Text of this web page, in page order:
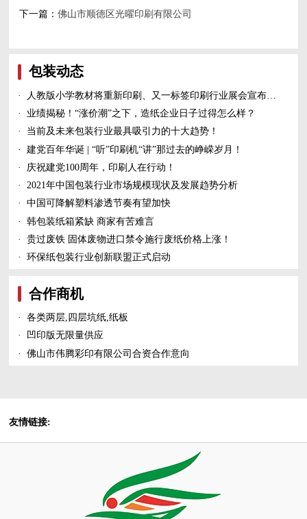
下一篇： 佛山市顺德区光曜印刷有限公司
包装动态
·
人教版小学教材将重新印刷、又一标签印刷行业展会宣布延期、5家造纸及包装印刷富豪上榜新财富500富人榜......
·
业绩揭秘！“涨价潮”之下，造纸企业日子过得怎么样？
·
当前及未来包装行业最具吸引力的十大趋势！
·
建党百年华诞 | “听”印刷机“讲”那过去的峥嵘岁月！
·
庆祝建党100周年，印刷人在行动！
·
2021年中国包装行业市场规模现状及发展趋势分析
·
中国可降解塑料渗透节奏有望加快
·
韩包装纸箱紧缺 商家有苦难言
·
贵过废铁 固体废物进口禁令施行废纸价格上涨！
·
环保纸包装行业创新联盟正式启动
合作商机
·
各类两层,四层坑纸,纸板
·
凹印版无限量供应
·
佛山市伟腾彩印有限公司合资合作意向
友情链接: